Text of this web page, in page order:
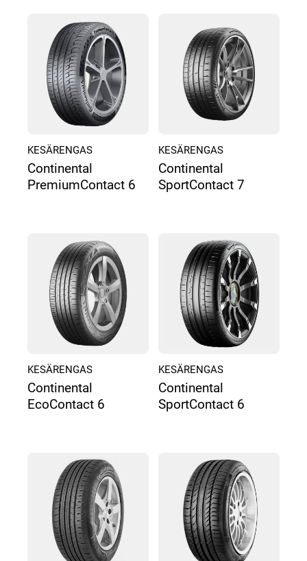
KESÄRENGAS
Continental
PremiumContact 6
KESÄRENGAS
Continental
SportContact 7
KESÄRENGAS
Continental
EcoContact 6
KESÄRENGAS
Continental
SportContact 6